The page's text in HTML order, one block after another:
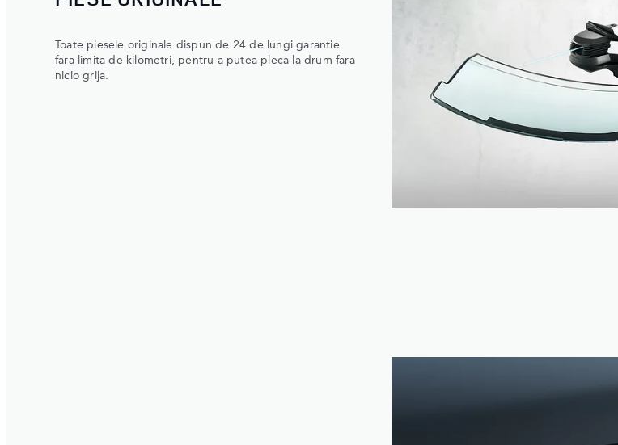
Toate piesele originale dispun de 24 de lungi garantie
fara limita de kilometri, pentru a putea pleca la drum fara
nicio grija.